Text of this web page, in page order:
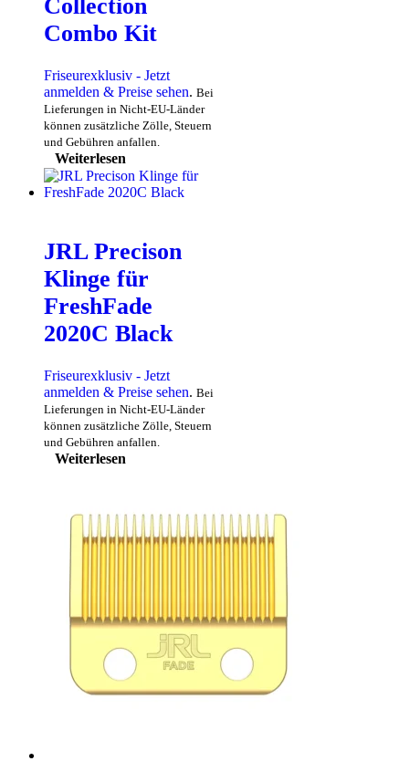
Collection
Combo Kit
Friseurexklusiv - Jetzt
anmelden & Preise sehen. Bei
Lieferungen in Nicht-EU-Länder
können zusätzliche Zölle, Steuern
und Gebühren anfallen.
Weiterlesen
JRL Precison
Klinge für
FreshFade
2020C Black
Friseurexklusiv - Jetzt
anmelden & Preise sehen. Bei
Lieferungen in Nicht-EU-Länder
können zusätzliche Zölle, Steuern
und Gebühren anfallen.
Weiterlesen